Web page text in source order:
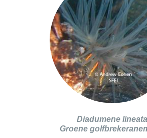
Diadumene lineata
Groene